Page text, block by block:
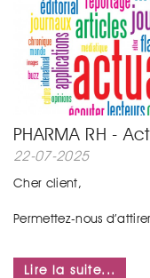
PHARMA RH -
22-07-2025
Cher client,
Permettez-nous
Lire la suite...